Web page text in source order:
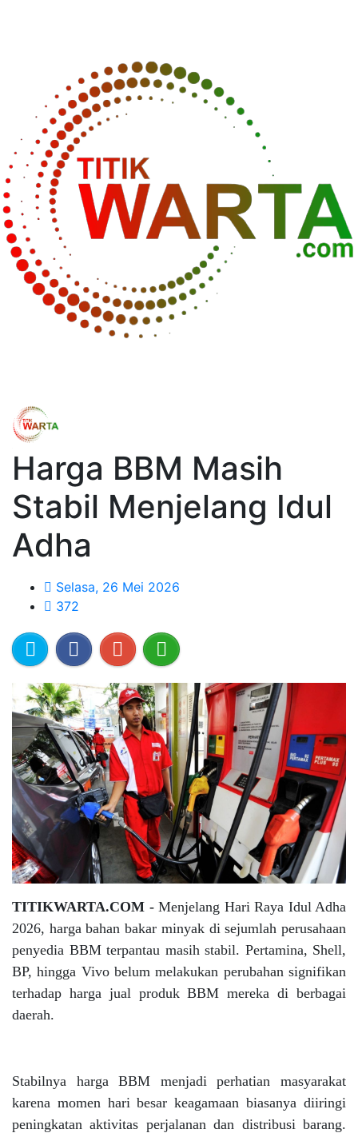
Harga BBM Masih
Stabil Menjelang Idul
Adha
Selasa, 26 Mei 2026
372
TITIKWARTA.COM - Menjelang Hari Raya Idul Adha
2026, harga bahan bakar minyak di sejumlah perusahaan
penyedia BBM terpantau masih stabil. Pertamina, Shell,
BP, hingga Vivo belum melakukan perubahan signifikan
terhadap harga jual produk BBM mereka di berbagai
daerah.
Stabilnya harga BBM menjadi perhatian masyarakat
karena momen hari besar keagamaan biasanya diiringi
peningkatan aktivitas perjalanan dan distribusi barang.